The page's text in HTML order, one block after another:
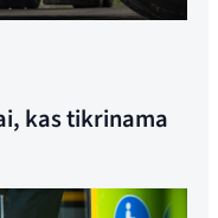
kas tikrinama